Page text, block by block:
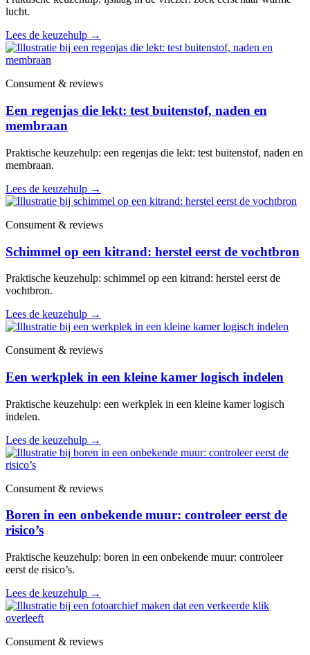
lucht.
Lees de keuzehulp →
Consument & reviews
Een regenjas die lekt: test buitenstof, naden en
membraan
Praktische keuzehulp: een regenjas die lekt: test buitenstof, naden en
membraan.
Lees de keuzehulp →
Consument & reviews
Schimmel op een kitrand: herstel eerst de vochtbron
Praktische keuzehulp: schimmel op een kitrand: herstel eerst de
vochtbron.
Lees de keuzehulp →
Consument & reviews
Een werkplek in een kleine kamer logisch indelen
Praktische keuzehulp: een werkplek in een kleine kamer logisch
indelen.
Lees de keuzehulp →
Consument & reviews
Boren in een onbekende muur: controleer eerst de
risico’s
Praktische keuzehulp: boren in een onbekende muur: controleer
eerst de risico’s.
Lees de keuzehulp →
Consument & reviews